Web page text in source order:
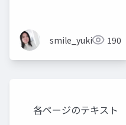
smile_yukiko_it190
各ページのテキスト